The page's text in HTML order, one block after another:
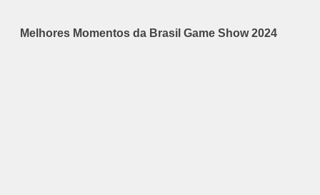
Melhores Momentos da Brasil Game Show 2024